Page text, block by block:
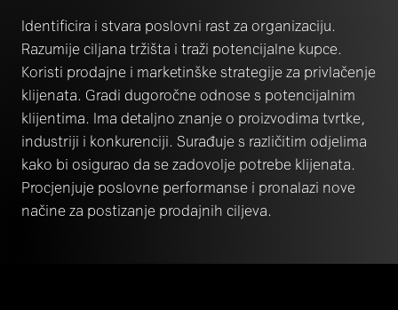
Identificira i stvara poslovni rast za organizaciju.
Razumije ciljana tržišta i traži potencijalne kupce.
Koristi prodajne i marketinške strategije za privlačenje
klijenata. Gradi dugoročne odnose s potencijalnim
klijentima. Ima detaljno znanje o proizvodima tvrtke,
industriji i konkurenciji. Surađuje s različitim odjelima
kako bi osigurao da se zadovolje potrebe klijenata.
Procjenjuje poslovne performanse i pronalazi nove
načine za postizanje prodajnih ciljeva.